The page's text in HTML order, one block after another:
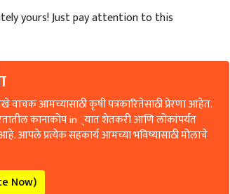
yours! Just pay attention to this
वाचक आमच्यासाठी कृषी पत्रकारितेसाठी प्रेरणा आहेत.
कानाकोप in्यात शेतकरी आणि लोकांपर्यंत
आपले प्रत्येक सहकार्य आमच्या भविष्यासाठी मोलाचे
Now)